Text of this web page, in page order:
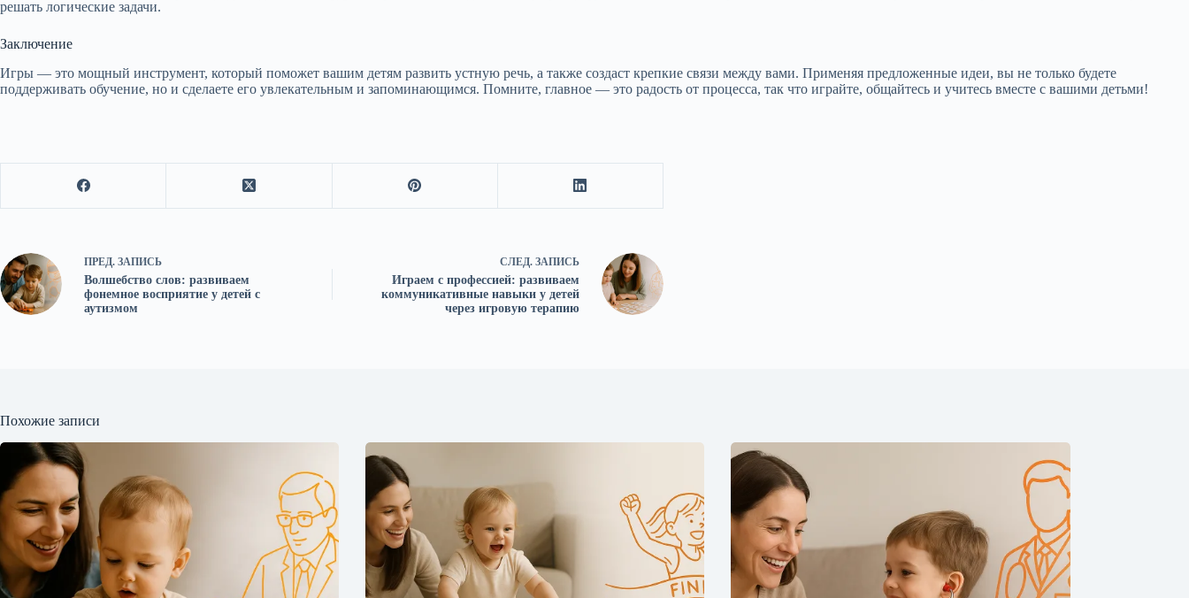
решать логические задачи.
Заключение
Игры — это мощный инструмент, который поможет вашим детям развить устную речь, а также создаст крепкие связи между вами. Применяя предложенные идеи, вы не только будете
поддерживать обучение, но и сделаете его увлекательным и запоминающимся. Помните, главное — это радость от процесса, так что играйте, общайтесь и учитесь вместе с вашими детьми!
ПРЕД. ЗАПИСЬ
Волшебство слов: развиваем
фонемное восприятие у детей с
аутизмом
СЛЕД. ЗАПИСЬ
Играем с профессией: развиваем
коммуникативные навыки у детей
через игровую терапию
Похожие записи